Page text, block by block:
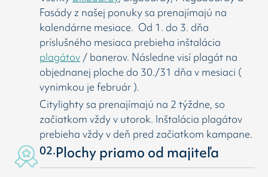
Fasády z našej ponuky sa prenajímajú na
kalendárne mesiace. Od 1. do 3. dňa
príslušného mesiaca prebieha inštalácia
plagátov / banerov. Následne visí plagát na
objednanej ploche do 30./31 dňa v mesiaci (
vynimkou je február ).
Citylighty sa prenajímajú na 2 týždne, so
začiatkom vždy v utorok. Inštalácia plagátov
prebieha vždy v deň pred začiatkom kampane.
02.Plochy priamo od majiteľa